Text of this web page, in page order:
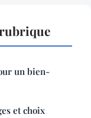
un bien-
et choix